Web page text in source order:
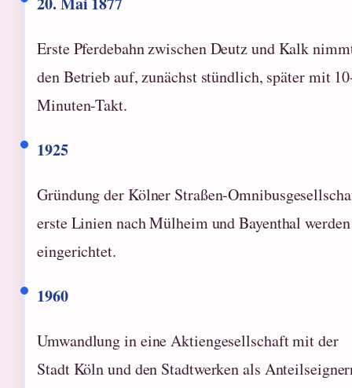
Erste Pferdebahn zwischen Deutz und Kalk
den Betrieb auf, zunächst stündlich, später mit
Minuten-Takt.
1925
Gründung der Kölner Straßen-
erste Linien nach Mülheim und Bayenthal werden
eingerichtet.
1960
Umwandlung in eine Aktiengesellschaft mit der
Stadt Köln und den Stadtwerken als